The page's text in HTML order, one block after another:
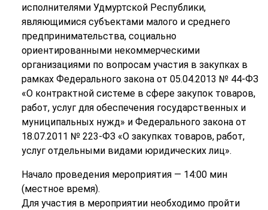
исполнителями Удмуртской Республики,
являющимися субъектами малого и среднего
предпринимательства, социально
ориентированными некоммерческими
организациями по вопросам участия в закупках в
рамках Федерального закона от 05.04.2013 № 44-ФЗ
«О контрактной системе в сфере закупок товаров,
работ, услуг для обеспечения государственных и
муниципальных нужд» и Федерального закона от
18.07.2011 № 223-ФЗ «О закупках товаров, работ,
услуг отдельными видами юридических лиц».
Начало проведения мероприятия — 14:00 мин
(местное время).
Для участия в мероприятии необходимо пройти